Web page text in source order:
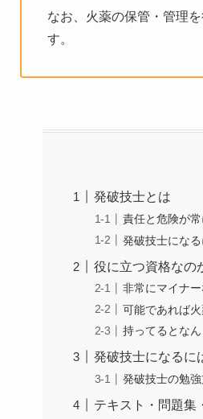
なお、火薬の保管・管理
す。
発破技士とは
責任と危険が
発破技士にな
役に立つ資格なの
非常にマイナ
可能であれば
持ってるとな
発破技士になるに
発破技士の勉
テキスト・問題集